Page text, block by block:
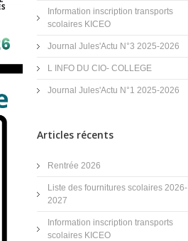
Information inscription transports
scolaires KICEO
Journal Jules'Actu N°3 2025-2026
L INFO DU CIO- COLLEGE
Journal Jules'Actu N°1 2025-2026
Articles récents
Rentrée 2026
Liste des fournitures scolaires 2026-
2027
Information inscription transports
scolaires KICEO